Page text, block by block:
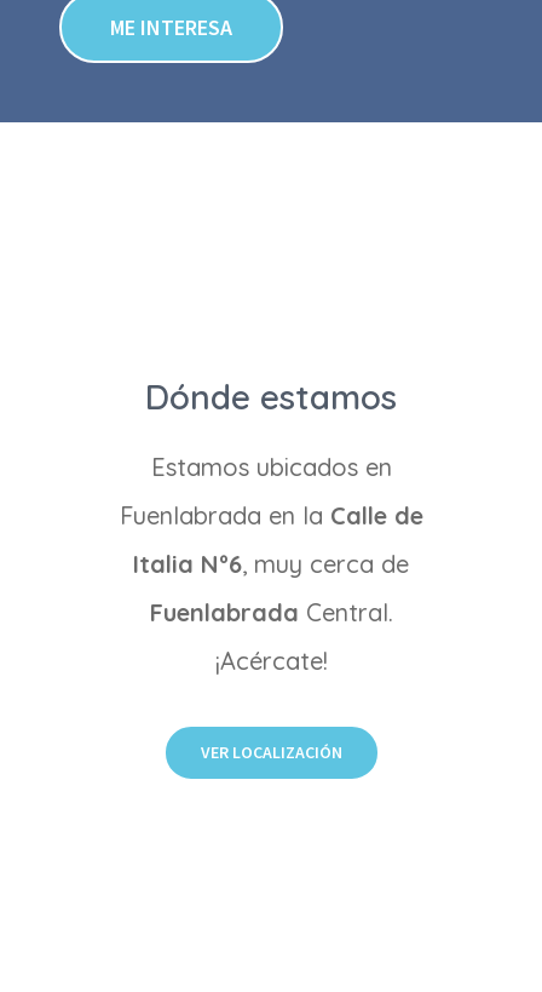
ME INTERESA
Dónde estamos
Estamos ubicados en
Fuenlabrada en la Calle de
Italia Nº6, muy cerca de
Fuenlabrada Central.
¡Acércate!
VER LOCALIZACIÓN